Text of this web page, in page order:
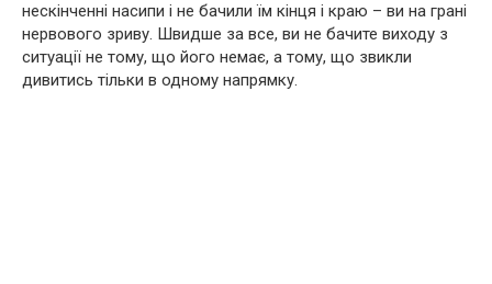
нескінченні насипи і не бачили їм кінця і краю – ви на грані
нервового зриву. Швидше за все, ви не бачите виходу з
ситуації не тому, що його немає, а тому, що звикли
дивитись тільки в одному напрямку.